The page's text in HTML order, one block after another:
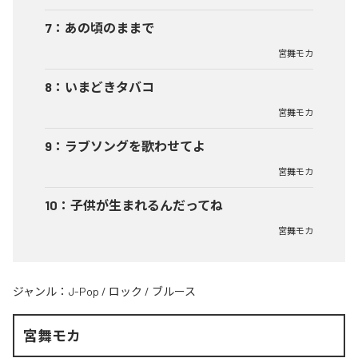
7 ： あの頃のままで
宮舞モカ
8 ： いまどきタバコ
宮舞モカ
9 ： ラブソングを歌わせてよ
宮舞モカ
10 ： 子供が生まれるんだってね
宮舞モカ
ジャンル： J-Pop / ロック / ブルース
宮舞モカ